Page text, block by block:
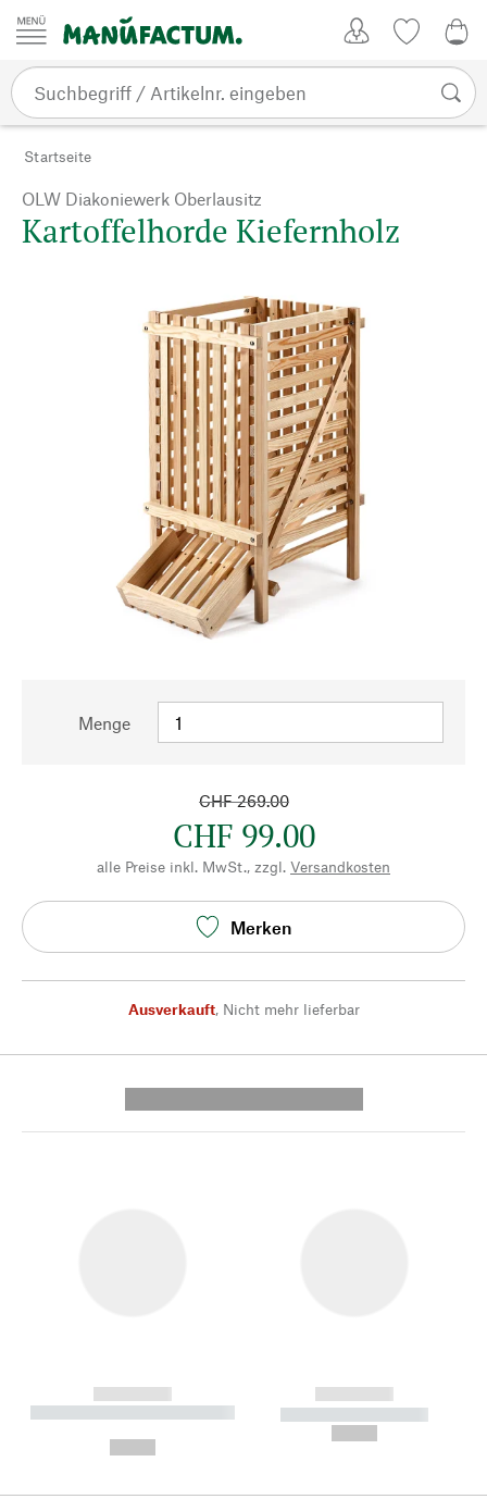
Zum Inhalt springen
Startseite
OLW Diakoniewerk Oberlausitz
Kartoffelhorde Kiefernholz
Menge
CHF 269.00
CHF 99.00
alle Preise inkl. MwSt., zzgl. Versandkosten
Merken
Ausverkauft, Nicht mehr lieferbar
------------
----------- ----------- --------
------------
----------- -----------